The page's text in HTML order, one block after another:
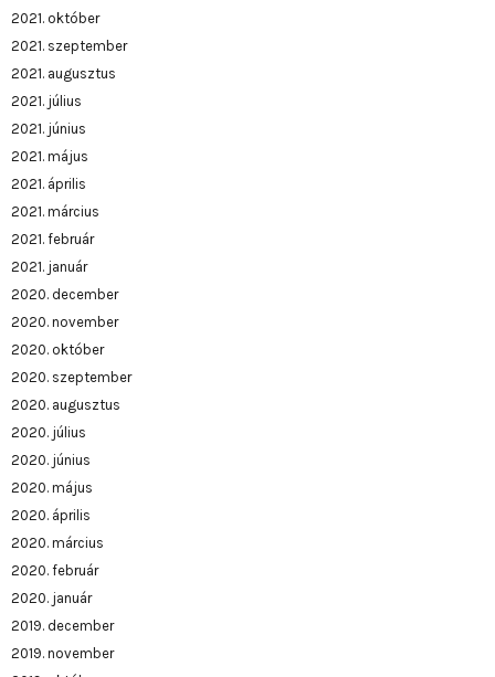
2021. október
2021. szeptember
2021. augusztus
2021. július
2021. június
2021. május
2021. április
2021. március
2021. február
2021. január
2020. december
2020. november
2020. október
2020. szeptember
2020. augusztus
2020. július
2020. június
2020. május
2020. április
2020. március
2020. február
2020. január
2019. december
2019. november